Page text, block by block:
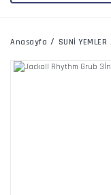
Anasayfa SUNİ YEMLER